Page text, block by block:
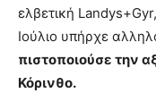
ελβετική
Ιούλιο υπήρχε
πιστοποιούσε την
Κόρινθο.